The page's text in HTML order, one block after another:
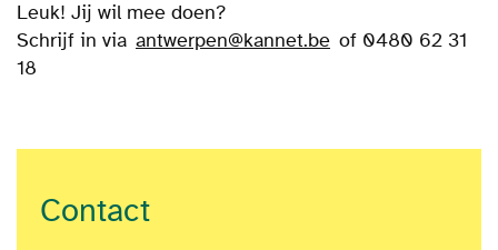
Leuk! Jij wil mee doen?
Schrijf in via antwerpen@kannet.be of 0480 62 31
18
Contact